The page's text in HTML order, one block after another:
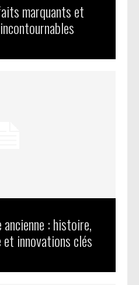
marquants et
: histoire,
innovations clés